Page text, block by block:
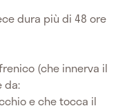
dura più di 48 ore
(che innerva il
da:
e che tocca il